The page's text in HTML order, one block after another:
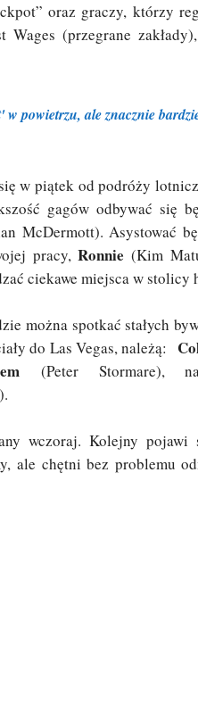
oraz graczy, którzy
(przegrane
powietrzu, ale znacznie
w piątek od podróży
gagów odbywać się
McDermott). Asystować
pracy,Ronnie (Kim
ciekawe miejsca w stolicy
można spotkać stałych
do Las Vegas, należą:
(Peter Stormare),
wczoraj. Kolejny
ale chętni bez problemu